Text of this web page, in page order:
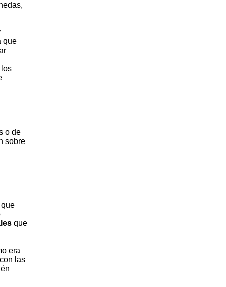
que
o de
sobre
que
era
las